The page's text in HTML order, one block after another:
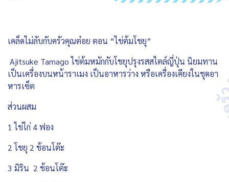
เคล็ดไม่ลับกับครัวคุณต๋อย ตอน “ไข่ต้มโชยุ”
Ajitsuke Tamago ไข่ต้มหมักกับโชยุปรุงรสสไตล์ญี่ปุ่น นิยมทาน
เป็นเครื่องบนหน้าราเมง เป็นอาหารว่าง หรือเครื่องเคียงในชุดอา
หารเซ็ต
ส่วนผสม
1 ไข่ไก่ 4 ฟอง
2 โชยุ 2 ช้อนโต๊ะ
3 มิริน 2 ช้อนโต๊ะ